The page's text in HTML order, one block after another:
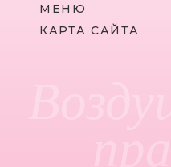
КАРТА САЙТА
МЕНЮ